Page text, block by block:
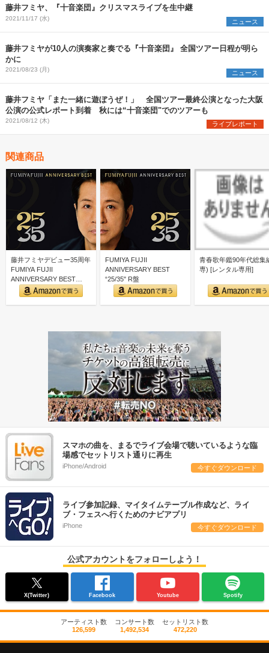
藤井フミヤ、『十音楽団』クリスマスライブを生中継
2021/11/17 (水) ニュース
藤井フミヤが10人の演奏家と奏でる『十音楽団』 全国ツアー日程が明ら
かに
2021/08/23 (月) ニュース
藤井フミヤ「また一緒に遊ぼうぜ！」 全国ツアー最終公演となった大阪
公演の公式レポート到着 秋には“十音楽団"でのツアーも
2021/08/12 (木) ライブレポート
関連商品
藤井フミヤデビュー35周年
FUMIYA FUJII
ANNIVERSARY BEST
“25/3…
FUMIYA FUJII
ANNIVERSARY BEST
“25/35" R盤
青春歌年鑑90年代総集
専) [レンタル専用]
スマホの曲を、まるでライブ会場で聴いているような臨
場感でセットリスト通りに再生
iPhone/Android 今すぐダウンロード
ライブ参加記録、マイタイムテーブル作成など、ライ
ブ・フェスへ行くためのナビアプリ
iPhone 今すぐダウンロード
公式アカウントをフォローしよう！
X(Twitter) Facebook Youtube Spotify
アーティスト数
126,599
コンサート数
1,492,534
セットリスト数
472,220